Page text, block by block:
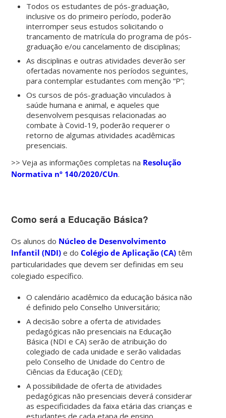
Todos os estudantes de pós-graduação,
inclusive os do primeiro período, poderão
interromper seus estudos solicitando o
trancamento de matrícula do programa de pós-
graduação e/ou cancelamento de disciplinas;
As disciplinas e outras atividades deverão ser
ofertadas novamente nos períodos seguintes,
para contemplar estudantes com menção “P”;
Os cursos de pós-graduação vinculados à
saúde humana e animal, e aqueles que
desenvolvem pesquisas relacionadas ao
combate à Covid-19, poderão requerer o
retorno de algumas atividades acadêmicas
presenciais.
>> Veja as informações completas na Resolução
Normativa nº 140/2020/CUn.
Como será a Educação Básica?
Os alunos do Núcleo de Desenvolvimento
Infantil (NDI) e doColégio de Aplicação (CA) têm
particularidades que devem ser definidas em seu
colegiado específico.
O calendário acadêmico da educação básica não
é definido pelo Conselho Universitário;
A decisão sobre a oferta de atividades
pedagógicas não presenciais na Educação
Básica (NDI e CA) serão de atribuição do
colegiado de cada unidade e serão validadas
pelo Conselho de Unidade do Centro de
Ciências da Educação (CED);
A possibilidade de oferta de atividades
pedagógicas não presenciais deverá considerar
as especificidades da faixa etária das crianças e
estudantes de cada etapa de ensino.